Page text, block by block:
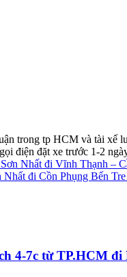
trong tp HCM và tài xế
điện đặt xe trước 1-2
Nhất đi Vĩnh Thạnh –
Nhất đi Cồn Phụng Bến
4-7c từ TP.HCM